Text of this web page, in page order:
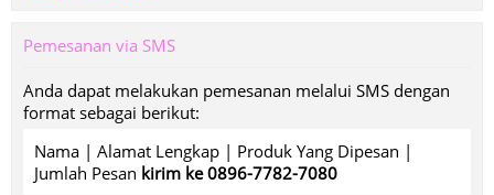
Pemesanan via SMS
Anda dapat melakukan pemesanan melalui SMS dengan
format sebagai berikut:
Nama | Alamat Lengkap | Produk Yang Dipesan |
Jumlah Pesan kirim ke 0896-7782-7080